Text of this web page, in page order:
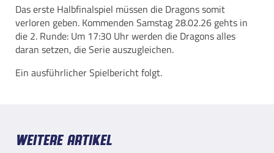
Das erste Halbfinalspiel müssen die Dragons somit
verloren geben. Kommenden Samstag 28.02.26 gehts in
die 2. Runde: Um 17:30 Uhr werden die Dragons alles
daran setzen, die Serie auszugleichen.
Ein ausführlicher Spielbericht folgt.
Weitere Artikel